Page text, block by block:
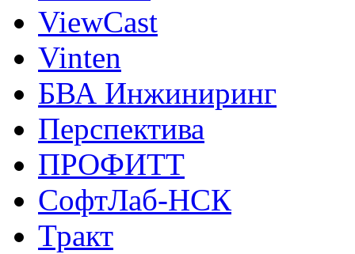
ViewCast
Vinten
БВА Инжиниринг
Перспектива
ПРОФИТТ
СофтЛаб-НСК
Тракт